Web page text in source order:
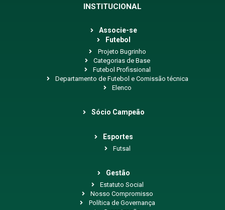
INSTITUCIONAL
Associe-se
Futebol
Projeto Bugrinho
Categorias de Base
Futebol Profissional
Departamento de Futebol e Comissão técnica
Elenco
Sócio Campeão
Esportes
Futsal
Gestão
Estatuto Social
Nosso Compromisso
Política de Governança